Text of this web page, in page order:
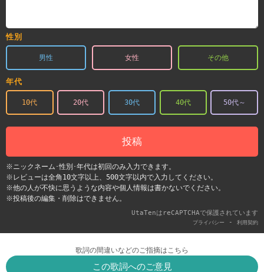
性別
男性 女性 その他
年代
10代 20代 30代 40代 50代～
投稿
※ニックネーム･性別･年代は初回のみ入力できます。
※レビューは全角10文字以上、500文字以内で入力してください。
※他の人が不快に思うような内容や個人情報は書かないでください。
※投稿後の編集・削除はできません。
UtaTenはreCAPTCHAで保護されています
プライバシー - 利用契約
歌詞の間違いなどのご指摘はこちら
この歌詞へのご意見